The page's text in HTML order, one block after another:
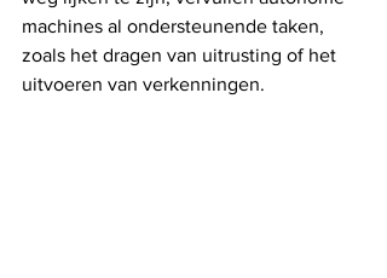
machines al ondersteunende taken,
zoals het dragen van uitrusting of het
uitvoeren van verkenningen.